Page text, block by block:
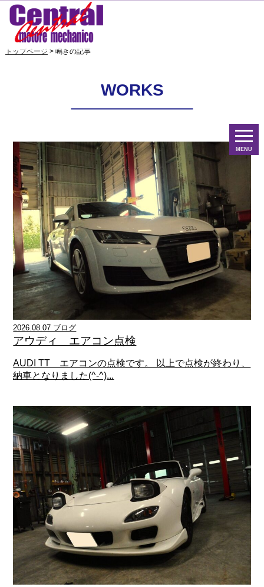
MENU
トップページ > 鳴きの記事
WORKS
2026.08.07 ブログ
アウディ エアコン点検
AUDI TT エアコンの点検です。 以上で点検が終わり、
納車となりました(^-^)...